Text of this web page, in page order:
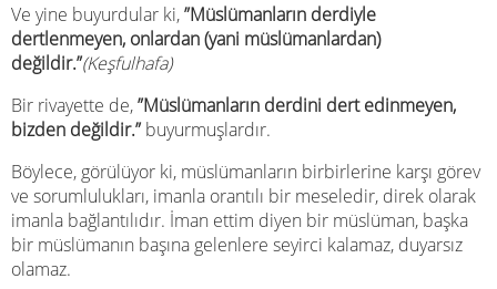
Ve yine buyurdular ki,”Müslümanların derdiyle
dertlenmeyen, onlardan (yani müslümanlardan)
değildir.”(Keşfulhafa)
Bir rivayette de,”Müslümanların derdini dert edinmeyen,
bizden değildir.” buyurmuşlardır.
Böylece, görülüyor ki, müslümanların birbirlerine karşı görev
ve sorumlulukları, imanla orantılı bir meseledir, direk olarak
imanla bağlantılıdır. İman ettim diyen bir müslüman, başka
bir müslümanın başına gelenlere seyirci kalamaz, duyarsız
olamaz.